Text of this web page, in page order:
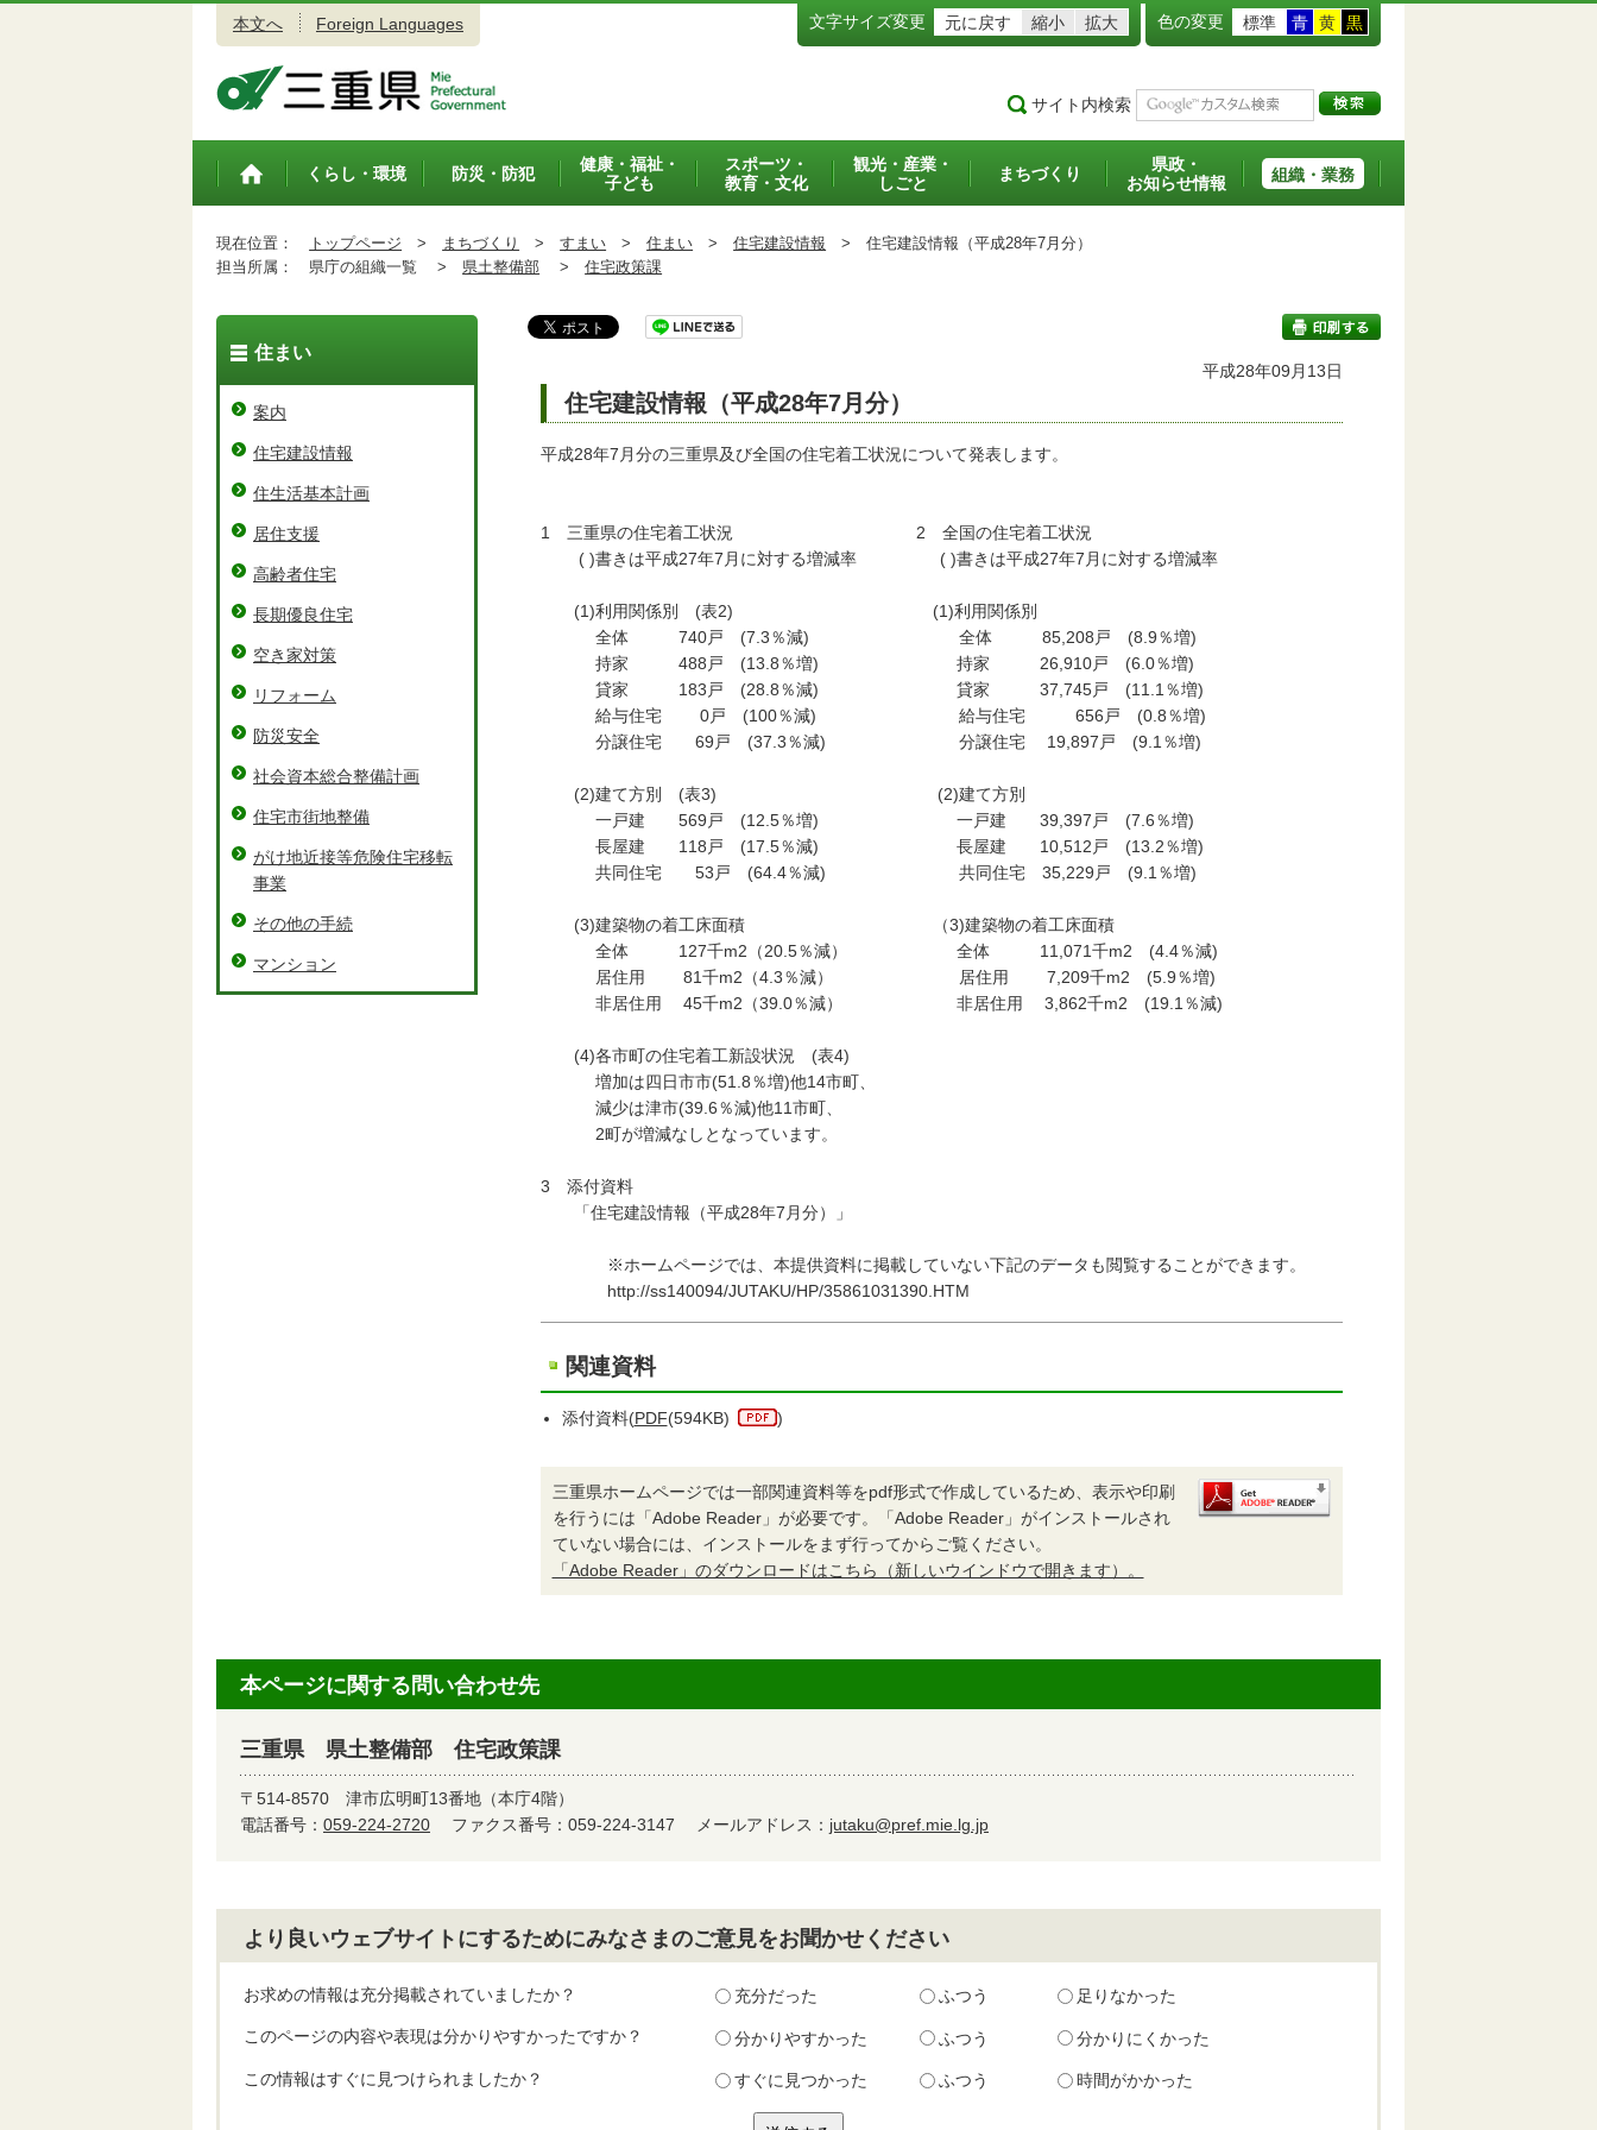
本文へ Foreign Languages 文字サイズ変更 元に戻す 縮小 拡大 色の変更 標準 青 黄 黒
サイト内検索
トップペ
くらし・環境 防災・防犯
健康・福祉・
子ども
スポーツ・
教育・文化
観光・産業・
しごと
まちづくり
県政・
お知らせ情報
組織・業務
現在位置： トップページ > まちづくり > すまい > 住まい > 住宅建設情報 > 住宅建設情報（平成28年7月分）
担当所属：
県庁の組織一覧 > 県土整備部 > 住宅政策課
印刷する
平成28年09月13日
住宅建設情報（平成28年7月分）
平成28年7月分の三重県及び全国の住宅着工状況について発表します。
1 三重県の住宅着工状況 2 全国の住宅着工状況
( )書きは平成27年7月に対する増減率 ( )書きは平成27年7月に対する増減率
(1)利用関係別 (表2) (1)利用関係別
全体 740戸 (7.3％減) 全体 85,208戸 (8.9％増)
持家 488戸 (13.8％増) 持家 26,910戸 (6.0％増)
貸家 183戸 (28.8％減) 貸家 37,745戸 (11.1％増)
給与住宅 0戸 (100％減) 給与住宅 656戸 (0.8％増)
分譲住宅 69戸 (37.3％減) 分譲住宅 19,897戸 (9.1％増)
(2)建て方別 (表3) (2)建て方別
一戸建 569戸 (12.5％増) 一戸建 39,397戸 (7.6％増)
長屋建 118戸 (17.5％減) 長屋建 10,512戸 (13.2％増)
共同住宅 53戸 (64.4％減) 共同住宅 35,229戸 (9.1％増)
(3)建築物の着工床面積 （3)建築物の着工床面積
全体 127千m2（20.5％減） 全体 11,071千m2 (4.4％減)
居住用 81千m2（4.3％減） 居住用 7,209千m2 (5.9％増)
非居住用 45千m2（39.0％減） 非居住用 3,862千m2 (19.1％減)
(4)各市町の住宅着工新設状況 (表4)
増加は四日市市(51.8％増)他14市町、
減少は津市(39.6％減)他11市町、
2町が増減なしとなっています。
3 添付資料
「住宅建設情報（平成28年7月分）」
※ホームページでは、本提供資料に掲載していない下記のデータも閲覧することができます。
http://ss140094/JUTAKU/HP/35861031390.HTM
関連資料
添付資料(PDF(594KB) )
三重県ホームページでは一部関連資料等をpdf形式で作成しているため、表示や印刷
を行うには「Adobe Reader」が必要です。「Adobe Reader」がインストールされ
ていない場合には、インストールをまず行ってからご覧ください。
「Adobe Reader」のダウンロードはこちら（新しいウインドウで開きます）。
住まい
案内
住宅建設情報
住生活基本計画
居住支援
高齢者住宅
長期優良住宅
空き家対策
リフォーム
防災安全
社会資本総合整備計画
住宅市街地整備
がけ地近接等危険住宅移転
事業
その他の手続
マンション
本ページに関する問い合わせ先
三重県 県土整備部 住宅政策課
〒514-8570 津市広明町13番地（本庁4階）
電話番号： 059-224-2720 ファクス番号：059-224-3147 メールアドレス： jutaku@pref.mie.lg.jp
より良いウェブサイトにするためにみなさまのご意見をお聞かせください
お求めの情報は充分掲載されていましたか？ 充分だった ふつう 足りなかった
このページの内容や表現は分かりやすかったですか？ 分かりやすかった ふつう 分かりにくかった
この情報はすぐに見つけられましたか？ すぐに見つかった ふつう 時間がかかった